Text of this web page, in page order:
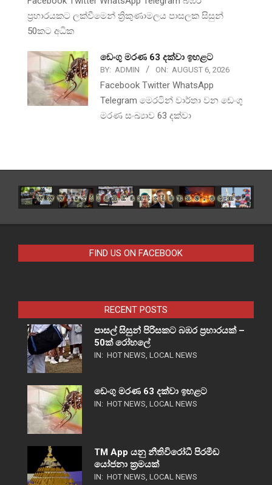
ප්‍රහාරයකට ලක්වීමෙන් ත්‍රිකුණාමලය පාසලක සිසුන්
50කට අධික
ඩෙංගු මරණ 63 දක්වා ඉහළට
BY: ADMIN ON: AUGUST 6, 2026
Facebook Twitter WhatsApp
Telegram මෙරටින් වාර්තා වන ඩෙංගු
මරණ සංඛ්‍යාව 63 දක්වා
FIND US ON FACEBOOK
RECENT POSTS
පාසල් සිසුන් පිරිසකට බඹර ප්‍රහාරයක් –
50ක් රෝහලේ
IN: HOT NEWS, LOCAL NEWS
ඩෙංගු මරණ 63 දක්වා ඉහළට
IN: HOT NEWS, LOCAL NEWS
TM App යනු නීතිවිරෝධී පිරමීඩ
යෝජනා ක්‍රමයක්
IN: HOT NEWS, LOCAL NEWS